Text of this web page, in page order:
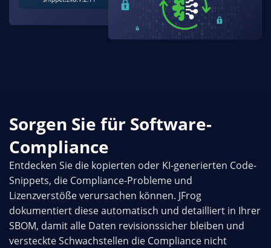
Sorgen Sie für Software-
Compliance
Entdecken Sie die kopierten oder KI-generierten Code-
Snippets, die Compliance-Probleme und
Lizenzverstöße verursachen können. JFrog
dokumentiert diese automatisch und detailliert in Ihrer
SBOM, damit alle Daten revisionssicher bleiben und
versteckte Schwachstellen die Compliance nicht